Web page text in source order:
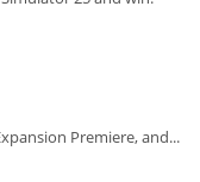
Premiere, and...